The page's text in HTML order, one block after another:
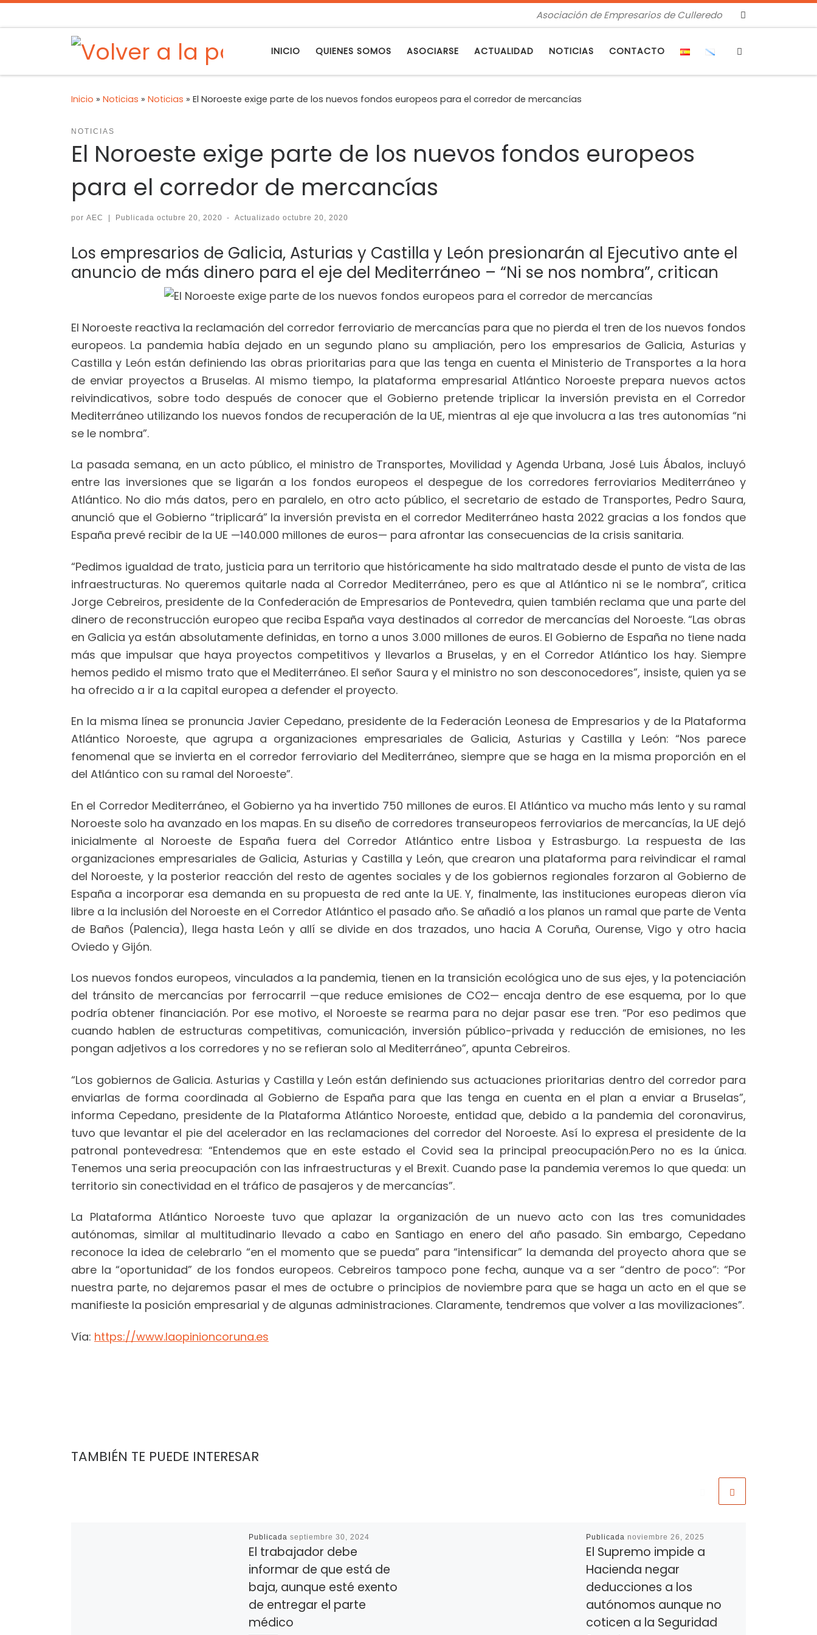
Asociación de Empresarios de Culleredo
INICIO QUIENES SOMOS ASOCIARSE ACTUALIDAD NOTICIAS CONTACTO
Inicio » Noticias » Noticias » El Noroeste exige parte de los nuevos fondos europeos para el corredor de mercancías
NOTICIAS
El Noroeste exige parte de los nuevos fondos europeos
para el corredor de mercancías
por AEC | Publicada octubre 20, 2020 - Actualizadooctubre 20, 2020
Los empresarios de Galicia, Asturias y Castilla y León presionarán al Ejecutivo ante el
anuncio de más dinero para el eje del Mediterráneo – “Ni se nos nombra”, critican
El Noroeste reactiva la reclamación del corredor ferroviario de mercancías para que no pierda el tren de los nuevos fondos
europeos. La pandemia había dejado en un segundo plano su ampliación, pero los empresarios de Galicia, Asturias y
Castilla y León están definiendo las obras prioritarias para que las tenga en cuenta el Ministerio de Transportes a la hora
de enviar proyectos a Bruselas. Al mismo tiempo, la plataforma empresarial Atlántico Noroeste prepara nuevos actos
reivindicativos, sobre todo después de conocer que el Gobierno pretende triplicar la inversión prevista en el Corredor
Mediterráneo utilizando los nuevos fondos de recuperación de la UE, mientras al eje que involucra a las tres autonomías “ni
se le nombra”.
La pasada semana, en un acto público, el ministro de Transportes, Movilidad y Agenda Urbana, José Luis Ábalos, incluyó
entre las inversiones que se ligarán a los fondos europeos el despegue de los corredores ferroviarios Mediterráneo y
Atlántico. No dio más datos, pero en paralelo, en otro acto público, el secretario de estado de Transportes, Pedro Saura,
anunció que el Gobierno “triplicará” la inversión prevista en el corredor Mediterráneo hasta 2022 gracias a los fondos que
España prevé recibir de la UE —140.000 millones de euros— para afrontar las consecuencias de la crisis sanitaria.
“Pedimos igualdad de trato, justicia para un territorio que históricamente ha sido maltratado desde el punto de vista de las
infraestructuras. No queremos quitarle nada al Corredor Mediterráneo, pero es que al Atlántico ni se le nombra”, critica
Jorge Cebreiros, presidente de la Confederación de Empresarios de Pontevedra, quien también reclama que una parte del
dinero de reconstrucción europeo que reciba España vaya destinados al corredor de mercancías del Noroeste. “Las obras
en Galicia ya están absolutamente definidas, en torno a unos 3.000 millones de euros. El Gobierno de España no tiene nada
más que impulsar que haya proyectos competitivos y llevarlos a Bruselas, y en el Corredor Atlántico los hay. Siempre
hemos pedido el mismo trato que el Mediterráneo. El señor Saura y el ministro no son desconocedores”, insiste, quien ya se
ha ofrecido a ir a la capital europea a defender el proyecto.
En la misma línea se pronuncia Javier Cepedano, presidente de la Federación Leonesa de Empresarios y de la Plataforma
Atlántico Noroeste, que agrupa a organizaciones empresariales de Galicia, Asturias y Castilla y León: “Nos parece
fenomenal que se invierta en el corredor ferroviario del Mediterráneo, siempre que se haga en la misma proporción en el
del Atlántico con su ramal del Noroeste”.
En el Corredor Mediterráneo, el Gobierno ya ha invertido 750 millones de euros. El Atlántico va mucho más lento y su ramal
Noroeste solo ha avanzado en los mapas. En su diseño de corredores transeuropeos ferroviarios de mercancías, la UE dejó
inicialmente al Noroeste de España fuera del Corredor Atlántico entre Lisboa y Estrasburgo. La respuesta de las
organizaciones empresariales de Galicia, Asturias y Castilla y León, que crearon una plataforma para reivindicar el ramal
del Noroeste, y la posterior reacción del resto de agentes sociales y de los gobiernos regionales forzaron al Gobierno de
España a incorporar esa demanda en su propuesta de red ante la UE. Y, finalmente, las instituciones europeas dieron vía
libre a la inclusión del Noroeste en el Corredor Atlántico el pasado año. Se añadió a los planos un ramal que parte de Venta
de Baños (Palencia), llega hasta León y allí se divide en dos trazados, uno hacia A Coruña, Ourense, Vigo y otro hacia
Oviedo y Gijón.
Los nuevos fondos europeos, vinculados a la pandemia, tienen en la transición ecológica uno de sus ejes, y la potenciación
del tránsito de mercancías por ferrocarril —que reduce emisiones de CO2— encaja dentro de ese esquema, por lo que
podría obtener financiación. Por ese motivo, el Noroeste se rearma para no dejar pasar ese tren. “Por eso pedimos que
cuando hablen de estructuras competitivas, comunicación, inversión público-privada y reducción de emisiones, no les
pongan adjetivos a los corredores y no se refieran solo al Mediterráneo”, apunta Cebreiros.
“Los gobiernos de Galicia. Asturias y Castilla y León están definiendo sus actuaciones prioritarias dentro del corredor para
enviarlas de forma coordinada al Gobierno de España para que las tenga en cuenta en el plan a enviar a Bruselas”,
informa Cepedano, presidente de la Plataforma Atlántico Noroeste, entidad que, debido a la pandemia del coronavirus,
tuvo que levantar el pie del acelerador en las reclamaciones del corredor del Noroeste. Así lo expresa el presidente de la
patronal pontevedresa: “Entendemos que en este estado el Covid sea la principal preocupación.Pero no es la única.
Tenemos una seria preocupación con las infraestructuras y el Brexit. Cuando pase la pandemia veremos lo que queda: un
territorio sin conectividad en el tráfico de pasajeros y de mercancías”.
La Plataforma Atlántico Noroeste tuvo que aplazar la organización de un nuevo acto con las tres comunidades
autónomas, similar al multitudinario llevado a cabo en Santiago en enero del año pasado. Sin embargo, Cepedano
reconoce la idea de celebrarlo “en el momento que se pueda” para “intensificar” la demanda del proyecto ahora que se
abre la “oportunidad” de los fondos europeos. Cebreiros tampoco pone fecha, aunque va a ser “dentro de poco”: “Por
nuestra parte, no dejaremos pasar el mes de octubre o principios de noviembre para que se haga un acto en el que se
manifieste la posición empresarial y de algunas administraciones. Claramente, tendremos que volver a las movilizaciones”.
Vía: https://www.laopinioncoruna.es
TAMBIÉN TE PUEDE INTERESAR
Publicada septiembre 30, 2024
El trabajador debe
informar de que está de
baja, aunque esté exento
de entregar el parte
médico
Publicada noviembre 26, 2025
El Supremo impide a
Hacienda negar
deducciones a los
autónomos aunque no
coticen a la Seguridad